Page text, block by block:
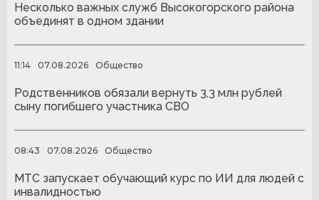
Несколько важных служб Высокогорского района
объединят в одном здании
11:14 07.08.2026 Общество
Родственников обязали вернуть 3,3 млн рублей
сыну погибшего участника СВО
08:43 07.08.2026 Общество
МТС запускает обучающий курс по ИИ для людей с
инвалидностью